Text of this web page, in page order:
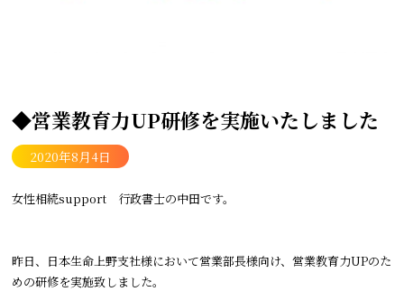
◆営業教育力UP研修を実施いたしました
2020年8月4日
女性相続support 行政書士の中田です。
昨日、日本生命上野支社様において営業部長様向け、営業教育力UPのた
めの研修を実施致しました。